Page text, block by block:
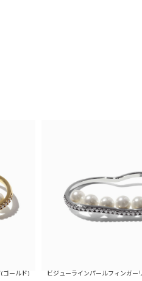
ビジューラインパールフィンガーリング(シ